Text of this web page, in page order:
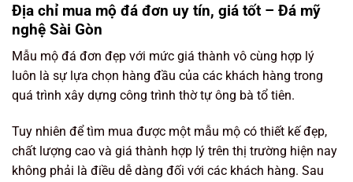
Địa chỉ mua mộ đá đơn uy tín, giá tốt – Đá mỹ
nghệ Sài Gòn
Mẫu mộ đá đơn đẹp với mức giá thành vô cùng hợp lý
luôn là sự lựa chọn hàng đầu của các khách hàng trong
quá trình xây dựng công trình thờ tự ông bà tổ tiên.
Tuy nhiên để tìm mua được một mẫu mộ có thiết kế đẹp,
chất lượng cao và giá thành hợp lý trên thị trường hiện nay
không phải là điều dễ dàng đối với các khách hàng. Sau